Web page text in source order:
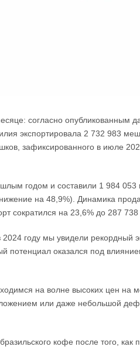
согласно опубликованным
экспортировала 2 732 983
зафиксированного в июле
годом и составили 1 984 053
на 48,9%). Динамика
сократился на 23,6% до 287
году мы увидели рекордный
потенциал оказался под
на волне высоких цен на
или даже небольшой
кофе после того,